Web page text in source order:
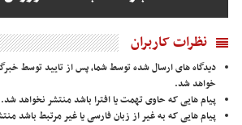
نظرات کاربران
دیدگاه های ارسال شده توسط شما، پس از تایید توسط
خواهد شد.
پیام هایی که حاوی تهمت یا افترا باشد منتشر نخواهد شد.
پیام هایی که به غیر از زبان فارسی یا غیر مرتبط باشد